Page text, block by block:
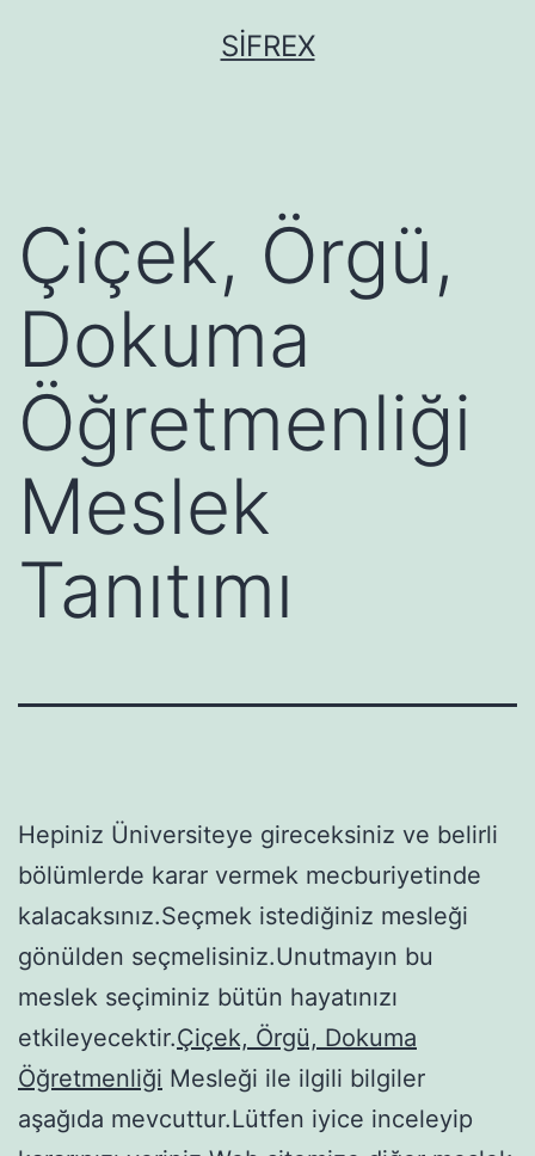
SIFREX
Çiçek, Örgü,
Dokuma
Öğretmenliği
Meslek
Tanıtımı
Hepiniz Üniversiteye gireceksiniz ve belirli
bölümlerde karar vermek mecburiyetinde
kalacaksınız.Seçmek istediğiniz mesleği
gönülden seçmelisiniz.Unutmayın bu
meslek seçiminiz bütün hayatınızı
etkileyecektir.Çiçek, Örgü, Dokuma
Öğretmenliği Mesleği ile ilgili bilgiler
aşağıda mevcuttur.Lütfen iyice inceleyip